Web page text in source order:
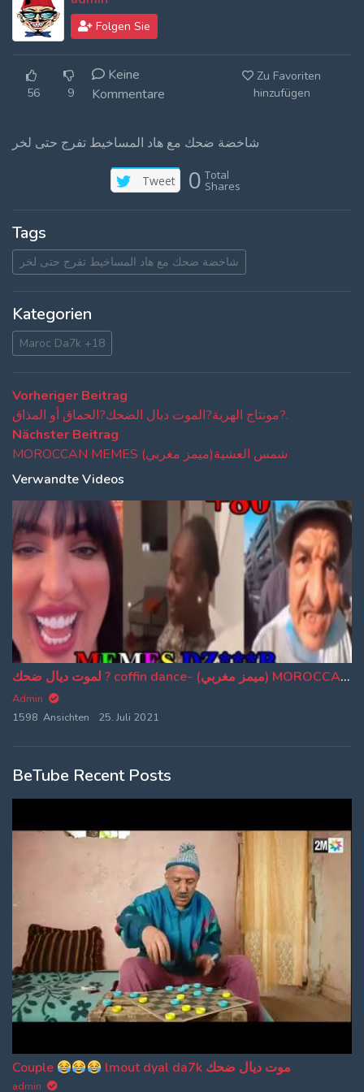
Log In
Folgen Sie
56 9
Keine
Kommentare
Zu Favoriten
hinzufügen
شاخضة ضحك مع هاد المساخيط تفرج حتى لخر
Tweet 0 Total
Shares
Tags
شاخضة ضحك مع هاد المساخيط تفرج حتى لخر
Kategorien
Maroc Da7k +18
Beitragsnavigation
Vorheriger Beitrag
Beitrag:
مونتاج الهربة?الموت ديال الضحك?الحماق أو المذاق?.
Nächster Beitrag
Beitrag:
MOROCCAN MEMES (ميمز مغربي)شمس العشية
Verwandte Videos
لموت ديال ضحك ? coffin dance- (ميمز مغربي) MOROCCAN MEMES احمق شعب فالعالم dirty memes
Admin
1598 Ansichten
25. Juli 2021
BeTube Recent Posts
Couple lmout dyal da7k موت ديال ضحك
admin